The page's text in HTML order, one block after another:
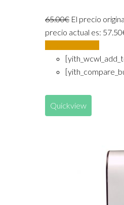
65.00€ El precio
precio actual es:
Quickview